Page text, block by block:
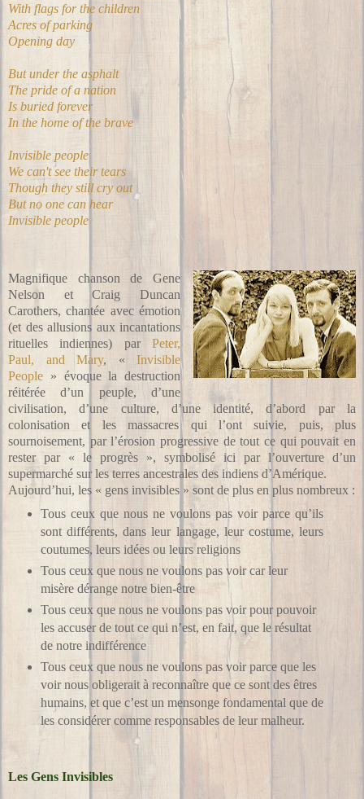
With flags for the children
Acres of parking
Opening day
But under the asphalt
The pride of a nation
Is buried forever
In the home of the brave
Invisible people
We can't see their tears
Though they still cry out
But no one can hear
Invisible people
Magnifique chanson de Gene
Nelson et Craig Duncan
Carothers, chantée avec émotion
(et des allusions aux incantations
rituelles indiennes) parPeter,
Paul, and Mary, «Invisible
People » évoque la destruction
réitérée d’un peuple, d’une
civilisation, d’une culture, d’une identité, d’abord par la
colonisation et les massacres qui l’ont suivie, puis, plus
sournoisement, par l’érosion progressive de tout ce qui pouvait en
rester par « le progrès », symbolisé ici par l’ouverture d’un
supermarché sur les terres ancestrales des indiens d’Amérique.
Aujourd’hui, les « gens invisibles » sont de plus en plus nombreux :
Tous ceux que nous ne voulons pas voir parce qu’ils
sont différents, dans leur langage, leur costume, leurs
coutumes, leurs idées ou leurs religions
Tous ceux que nous ne voulons pas voir car leur
misère dérange notre bien-être
Tous ceux que nous ne voulons pas voir pour pouvoir
les accuser de tout ce qui n’est, en fait, que le résultat
de notre indifférence
Tous ceux que nous ne voulons pas voir parce que les
voir nous obligerait à reconnaître que ce sont des êtres
humains, et que c’est un mensonge fondamental que de
les considérer comme responsables de leur malheur.
Les Gens Invisibles